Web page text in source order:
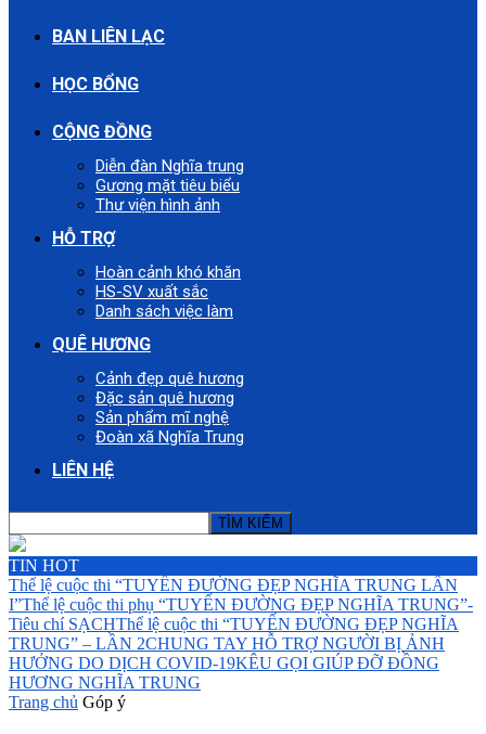
BAN LIÊN LẠC
HỌC BỔNG
CỘNG ĐỒNG
Diễn đàn Nghĩa trung
Gương mặt tiêu biểu
Thư viện hình ảnh
HỖ TRỢ
Hoàn cảnh khó khăn
HS-SV xuất sắc
Danh sách việc làm
QUÊ HƯƠNG
Cảnh đẹp quê hương
Đặc sản quê hương
Sản phẩm mĩ nghệ
Đoàn xã Nghĩa Trung
LIÊN HỆ
TIN HOT
Thể lệ cuộc thi “TUYẾN ĐƯỜNG ĐẸP NGHĨA TRUNG LẦN
I”Thể lệ cuộc thi phụ “TUYẾN ĐƯỜNG ĐẸP NGHĨA TRUNG”-
Tiêu chí SẠCHThể lệ cuộc thi “TUYẾN ĐƯỜNG ĐẸP NGHĨA
TRUNG” – LẦN 2CHUNG TAY HỖ TRỢ NGƯỜI BỊ ẢNH
HƯỞNG DO DỊCH COVID-19KÊU GỌI GIÚP ĐỠ ĐỒNG
HƯƠNG NGHĨA TRUNG
Trang chủ Góp ý